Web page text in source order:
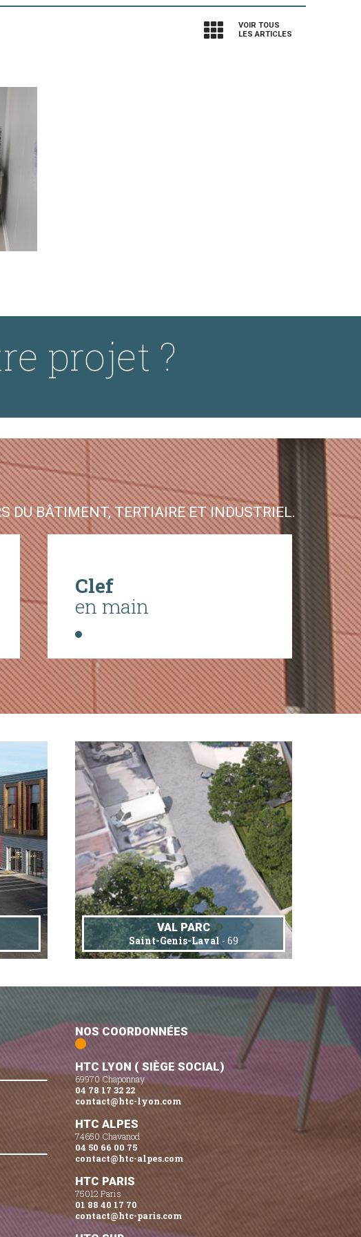
VOIR TOUS
LES ARTICLES
projet ?
DU BÂTIMENT, TERTIAIRE ET INDUSTRIEL.
Clef
en main
VAL PARC
Saint-Genis-Laval - 69
NOS COORDONNÉES
HTC LYON ( SIÈGE SOCIAL)
69970 Chaponnay
04 78 17 32 22
contact@htc-lyon.com
HTC ALPES
74650 Chavanod
04 50 66 00 75
contact@htc-alpes.com
HTC PARIS
75012 Paris
01 88 40 17 70
contact@htc-paris.com